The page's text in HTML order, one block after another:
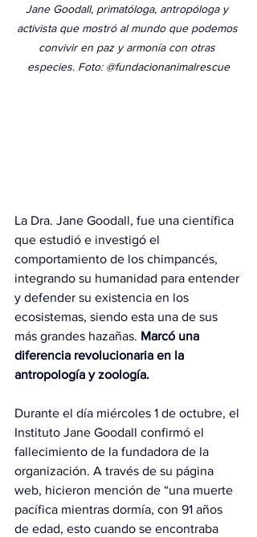
Jane Goodall, primatóloga, antropóloga y
activista que mostró al mundo que podemos
convivir en paz y armonía con otras
especies. Foto: @fundacionanimalrescue
La Dra. Jane Goodall, fue una científica
que estudió e investigó el
comportamiento de los chimpancés,
integrando su humanidad para entender
y defender su existencia en los
ecosistemas, siendo esta una de sus
más grandes hazañas. Marcó una
diferencia revolucionaria en la
antropología y zoología.
Durante el día miércoles 1 de octubre, el
Instituto Jane Goodall confirmó el
fallecimiento de la fundadora de la
organización. A través de su página
web, hicieron mención de “una muerte
pacífica mientras dormía, con 91 años
de edad, esto cuando se encontraba